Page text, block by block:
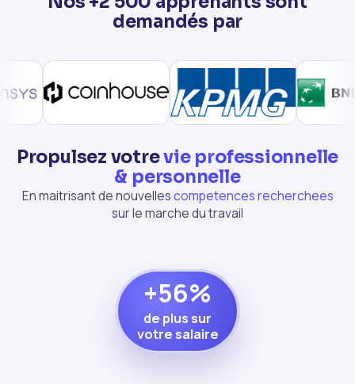
demandés par
Propulsez votrevie professionnelle
& personnelle
En maitrisant de nouvellescompetences recherchees
sur le marche du travail
+56%
de plus sur
votre salaire